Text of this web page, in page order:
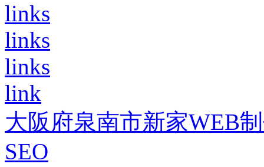
links
links
links
link
大阪府泉南市新家WEB
SEO